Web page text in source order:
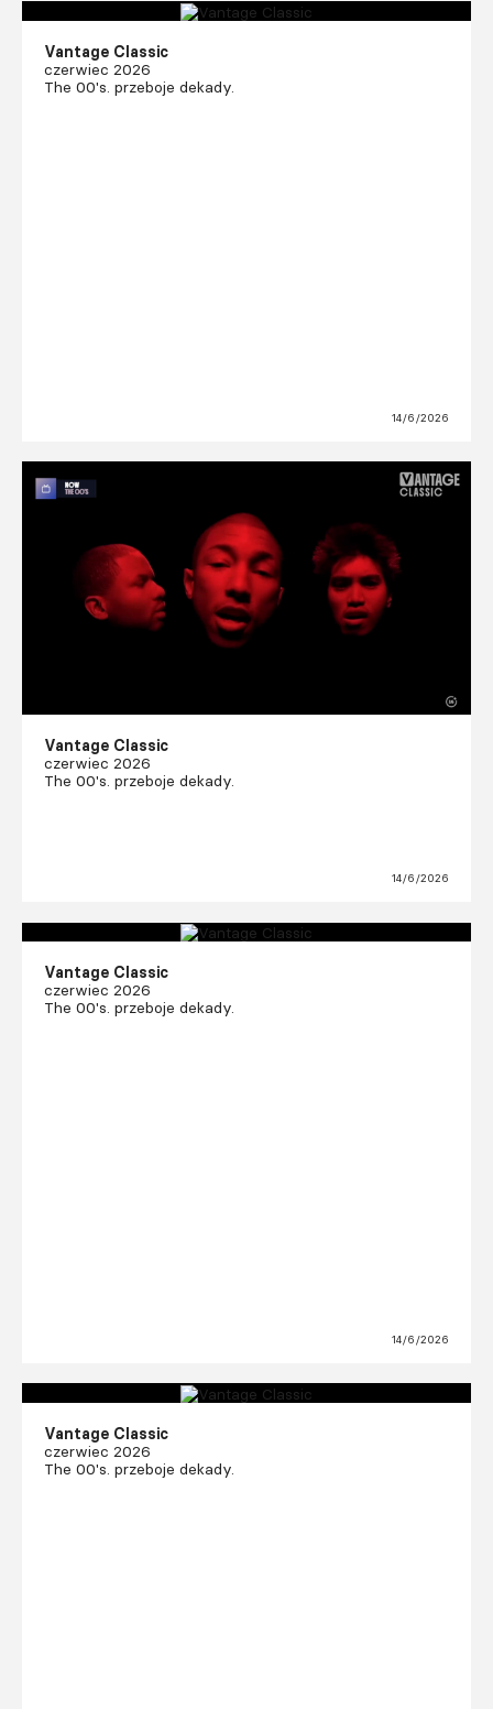
Vantage Classic
czerwiec 2026
The 00's. przeboje dekady.
14/6/2026
Vantage Classic
czerwiec 2026
The 00's. przeboje dekady.
14/6/2026
Vantage Classic
czerwiec 2026
The 00's. przeboje dekady.
14/6/2026
Vantage Classic
czerwiec 2026
The 00's. przeboje dekady.